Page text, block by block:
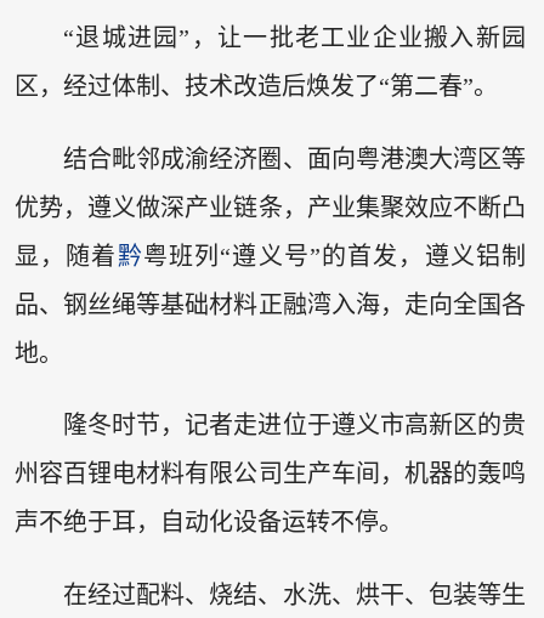
“退城进园”，让一批老工业企业搬入新园
区，经过体制、技术改造后焕发了“第二春”。
结合毗邻成渝经济圈、面向粤港澳大湾区等
优势，遵义做深产业链条，产业集聚效应不断凸
显，随着黔粤班列“遵义号”的首发，遵义铝制
品、钢丝绳等基础材料正融湾入海，走向全国各
地。
隆冬时节，记者走进位于遵义市高新区的贵
州容百锂电材料有限公司生产车间，机器的轰鸣
声不绝于耳，自动化设备运转不停。
在经过配料、烧结、水洗、烘干、包装等生